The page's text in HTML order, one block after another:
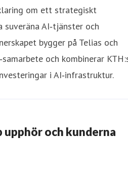
om ett strategiskt
AI‑tjänster och
bygger på Telias och
och kombinerar
i AI‑infrastruktur.
och kunderna